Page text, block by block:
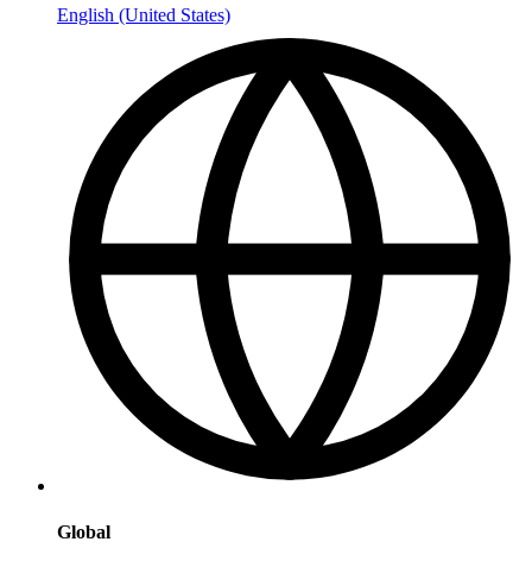
English (United States)
Global